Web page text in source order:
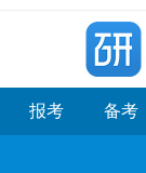
报考 备考